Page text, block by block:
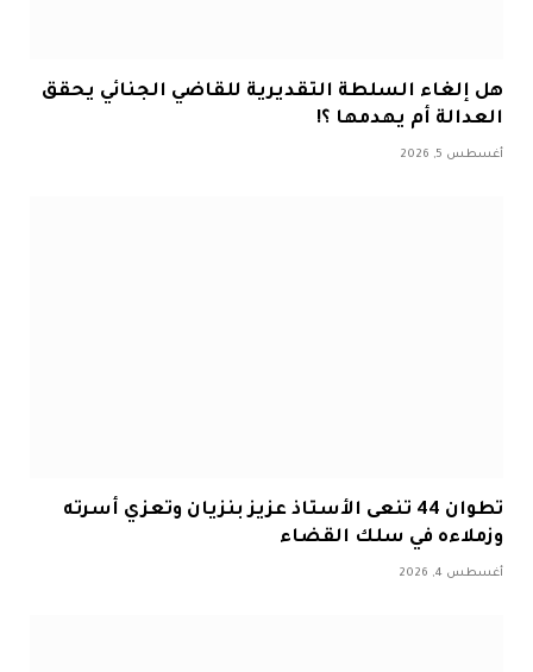
هل إلغاء السلطة التقديرية للقاضي الجنائي يحقق
العدالة أم يهدمها ؟!
أغسطس 5, 2026
تطوان 44 تنعى الأستاذ عزيز بنزيان وتعزي أسرته
وزملاءه في سلك القضاء
أغسطس 4, 2026